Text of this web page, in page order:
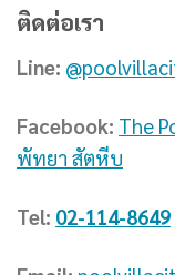
ติดต่อเรา
Line:
Facebook: The
พัทยา สัตหีบ
Tel: 02-114-8649